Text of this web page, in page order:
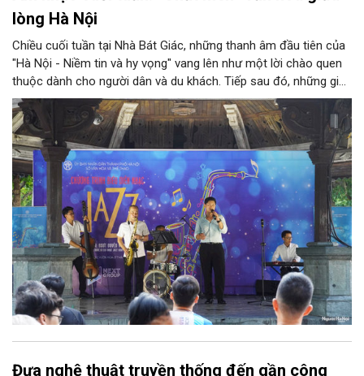
lòng Hà Nội
Chiều cuối tuần tại Nhà Bát Giác, những thanh âm đầu tiên của
"Hà Nội - Niềm tin và hy vọng" vang lên như một lời chào quen
thuộc dành cho người dân và du khách. Tiếp sau đó, những giai
điệu jazz kinh điển của thế giới lần lượt cất lên qua phần biểu
diễn của NSƯT Quyền Văn Minh và các nghệ sĩ Bình Minh Jazz
Club, mở ra một không gian âm nhạc giàu cảm xúc ngay giữa
trung tâm Thủ đô.
Đưa nghệ thuật truyền thống đến gần công